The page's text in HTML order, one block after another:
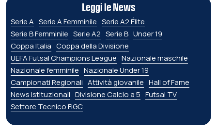
Leggi le News
Serie A Serie A Femminile Serie A2 Élite
Serie B Femminile Serie A2 Serie B Under 19
Coppa Italia Coppa della Divisione
UEFA Futsal Champions League Nazionale maschile
Nazionale femminile Nazionale Under 19
Campionati Regionali Attività giovanile Hall of Fame
News istituzionali Divisione Calcio a 5 Futsal TV
Settore Tecnico FIGC